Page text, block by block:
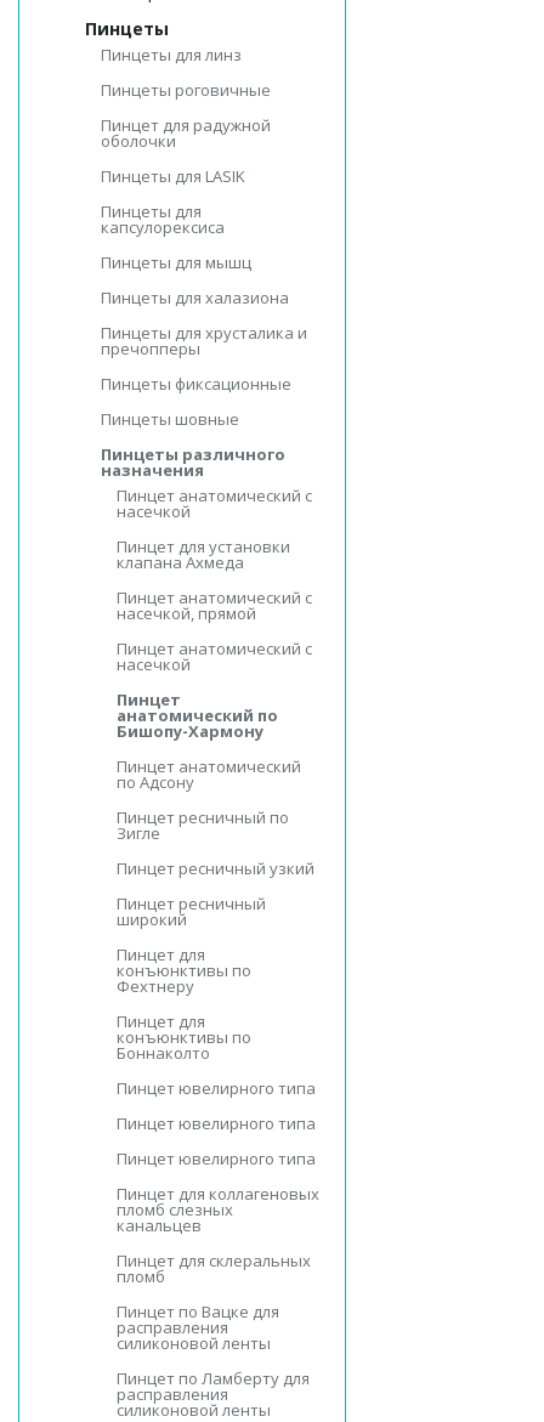
Пинцеты
Пинцеты для линз
Пинцеты роговичные
Пинцет для радужной
оболочки
Пинцеты для LASIK
Пинцеты для
капсулорексиса
Пинцеты для мышц
Пинцеты для халазиона
Пинцеты для хрусталика и
пречопперы
Пинцеты фиксационные
Пинцеты шовные
Пинцеты различного
назначения
Пинцет анатомический с
насечкой
Пинцет для установки
клапана Ахмеда
Пинцет анатомический с
насечкой, прямой
Пинцет анатомический с
насечкой
Пинцет
анатомический по
Бишопу-Хармону
Пинцет анатомический
по Адсону
Пинцет ресничный по
Зигле
Пинцет ресничный узкий
Пинцет ресничный
широкий
Пинцет для
конъюнктивы по
Фехтнеру
Пинцет для
конъюнктивы по
Боннаколто
Пинцет ювелирного типа
Пинцет ювелирного типа
Пинцет ювелирного типа
Пинцет для коллагеновых
пломб слезных
канальцев
Пинцет для склеральных
пломб
Пинцет по Вацке для
расправления
силиконовой ленты
Пинцет по Ламберту для
расправления
силиконовой ленты